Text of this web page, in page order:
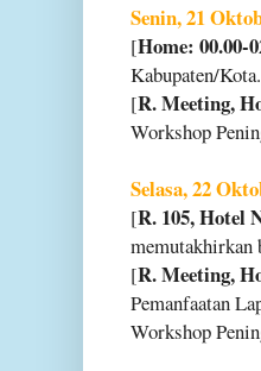
Senin, 21
[Home: 00.00-
Kabupaten/Kota.
[R. Meeting,
Workshop
Selasa, 22
[R. 105, Hotel
memutakhirkan
[R. Meeting,
Pemanfaatan
Workshop